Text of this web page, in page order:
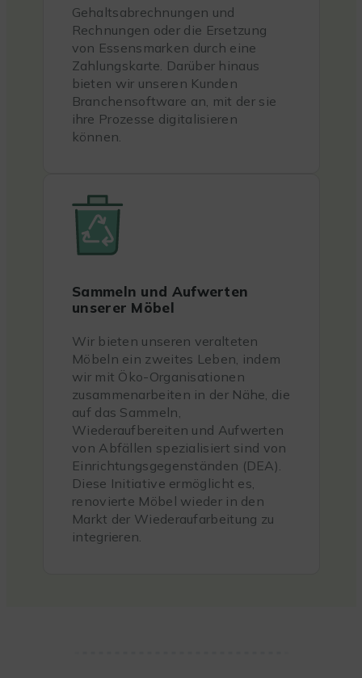
Gehaltsabrechnungen und
Rechnungen oder die Ersetzung
von Essensmarken durch eine
Zahlungskarte. Darüber hinaus
bieten wir unseren Kunden
Branchensoftware an, mit der sie
ihre Prozesse digitalisieren
können.
Sammeln und Aufwerten
unserer Möbel
Wir bieten unseren veralteten
Möbeln ein zweites Leben, indem
wir mit Öko-Organisationen
zusammenarbeiten in der Nähe, die
auf das Sammeln,
Wiederaufbereiten und Aufwerten
von Abfällen spezialisiert sind von
Einrichtungsgegenständen (DEA).
Diese Initiative ermöglicht es,
renovierte Möbel wieder in den
Markt der Wiederaufarbeitung zu
integrieren.